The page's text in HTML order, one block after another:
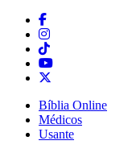
Bíblia Online
Médicos
Usante